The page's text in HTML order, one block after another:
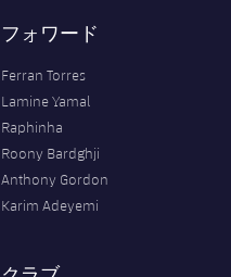
フォワード
Ferran Torres
Lamine Yamal
Raphinha
Roony Bardghji
Anthony Gordon
Karim Adeyemi